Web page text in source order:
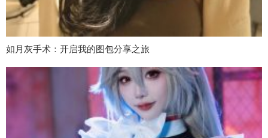
如月灰手术：开启我的图包分享之旅